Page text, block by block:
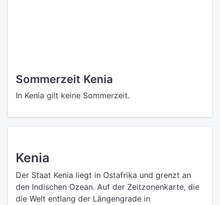
Sommerzeit Kenia
In Kenia gilt keine Sommerzeit.
Kenia
Der Staat Kenia liegt in Ostafrika und grenzt an
den Indischen Ozean. Auf der Zeitzonenkarte, die
die Welt entlang der Längengrade in